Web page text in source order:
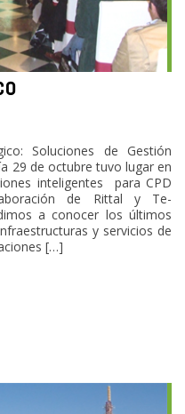
Soluciones de Gestión
29 de octubre tuvo lugar en
inteligentes para CPD
de Rittal y Te-
a conocer los últimos
y servicios de
[…]